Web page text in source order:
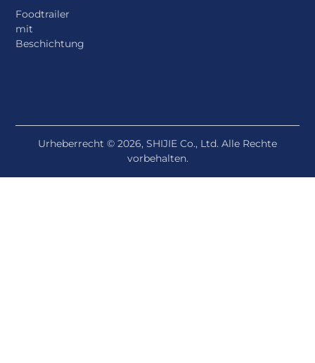
aus Edelstahl
Foodtrailer
mit
Urheberrecht © 2026, SHIJIE Co., Ltd. Alle Rechte